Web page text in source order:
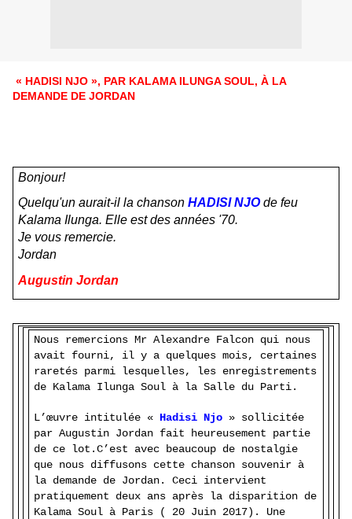
« HADISI NJO », PAR KALAMA ILUNGA SOUL, À LA
DEMANDE DE JORDAN
Bonjour!
Quelqu'un aurait-il la chanson HADISI NJOde feu
Kalama Ilunga. Elle est des années '70.
Je vous remercie.
Jordan
Augustin Jordan
Nous remercions Mr Alexandre Falcon qui nous
avait fourni, il y a quelques mois, certaines
raretés parmi lesquelles, les enregistrements
de Kalama Ilunga Soul à la Salle du Parti.
L’œuvre intitulée« Hadisi Njo » sollicitée
par Augustin Jordan fait heureusement partie
de ce lot.C’est avec beaucoup de nostalgie
que nous diffusons cette chanson souvenir à
la demande de Jordan. Ceci intervient
pratiquement deux ans après la disparition de
Kalama Soul à Paris ( 20 Juin 2017). Une